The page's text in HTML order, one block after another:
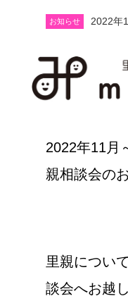
お知らせ 2022年
2022年11月
親相談会の
里親につい
談会へお越